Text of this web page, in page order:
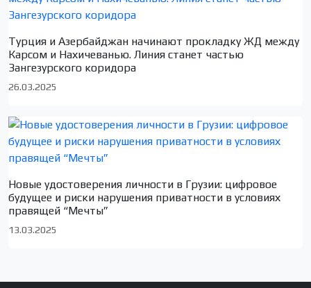
Турция и Азербайджан начинают прокладку ЖД между
Карсом и Нахичеванью. Линия станет частью
Зангезурского коридора
26.03.2025
Новые удостоверения личности в Грузии: цифровое
будущее и риски нарушения приватности в условиях
правящей “Мечты”
13.03.2025